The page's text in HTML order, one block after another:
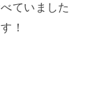
ていました
！